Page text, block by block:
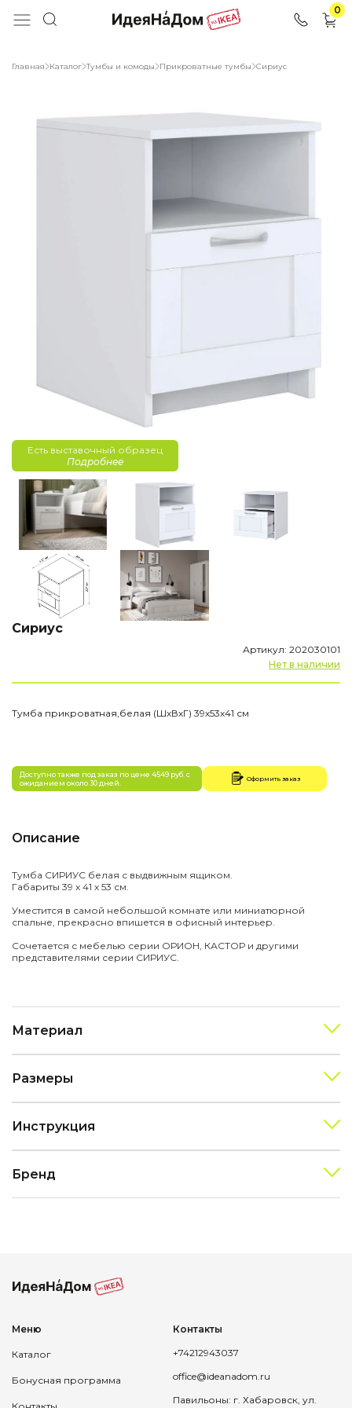
0
Главная Каталог Тумбы и комоды Прикроватные тумбы Сириус
Есть выставочный образец
Подробнее
Сириус
Артикул: 202030101
Нет в наличии
Тумба прикроватная,белая (ШхВхГ) 39х53х41 см
Доступно также под заказ по цене 4549 руб. с
ожиданием около 30 дней.
Оформить заказ
Описание
Тумба СИРИУС белая с выдвижным ящиком.
Габариты 39 х 41 х 53 см.
Уместится в самой небольшой комнате или миниатюрной
спальне, прекрасно впишется в офисный интерьер.
Сочетается с мебелью серии ОРИОН, КАСТОР и другими
представителями серии СИРИУС.
Материал
Размеры
Инструкция
Бренд
Меню
Каталог
Бонусная программа
Контакты
+74212943037
office@ideanadom.ru
Павильоны: г. Хабаровск, ул.